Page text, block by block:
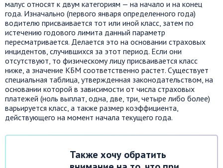
малус относят к двум категориям — на начало и на конец
года. Изначально (первого января определенного года)
водителю присваивается тот или иной класс, затем по
истечению годового лимита данный параметр
пересматривается. Делается это на основании страховых
инцидентов, случившихся за этот период. Если они
отсутствуют, то физическому лицу присваивается класс
ниже, а значение КБМ соответственно растет. Существует
специальная таблица, утвержденная законодательством, на
основании которой в зависимости от числа страховых
платежей (ноль выплат, одна, две, три, четыре либо более)
варьируется класс, а также размер коэффициента,
действующего на момент начала текущего года.
Также хочу обратить